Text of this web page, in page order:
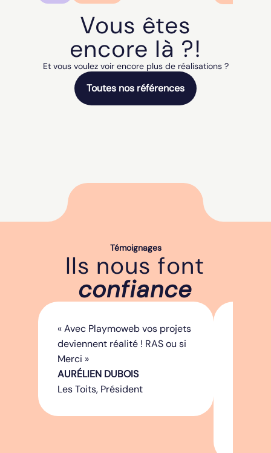
Vous êtes
encore là ?!
Et vous voulez voir encore plus de réalisations ?
Toutes nos références
Témoignages
Ils nous font
confiance
Avec Playmoweb vos projets
deviennent réalité ! RAS ou si
Merci
AURÉLIEN DUBOIS
Les Toits, Président